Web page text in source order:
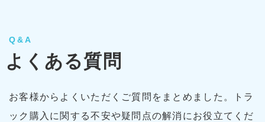
Q&A
よくある質問
お客様からよくいただくご質問をまとめました。トラ
ック購入に関する不安や疑問点の解消にお役立てくだ